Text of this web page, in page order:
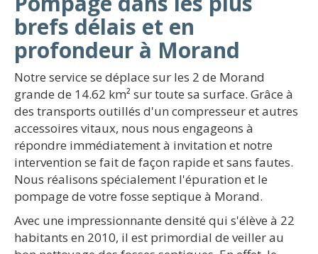
brefs délais et en
profondeur à Morand
Notre service se déplace sur les 2 de Morand
grande de 14.62 km² sur toute sa surface. Grâce à
des transports outillés d'un compresseur et autres
accessoires vitaux, nous nous engageons à
répondre immédiatement à invitation et notre
intervention se fait de façon rapide et sans fautes.
Nous réalisons spécialement l'épuration et le
pompage de votre fosse septique à Morand.
Avec une impressionnante densité qui s'élève à 22
habitants en 2010, il est primordial de veiller au